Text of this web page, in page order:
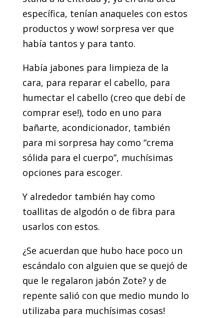
específica, tenían anaqueles con estos
productos y wow! sorpresa ver que
había tantos y para tanto.
Había jabones para limpieza de la
cara, para reparar el cabello, para
humectar el cabello (creo que debí de
comprar ese!), todo en uno para
bañarte, acondicionador, también
para mi sorpresa hay como “crema
sólida para el cuerpo”, muchísimas
opciones para escoger.
Y alrededor también hay como
toallitas de algodón o de fibra para
usarlos con estos.
¿Se acuerdan que hubo hace poco un
escándalo con alguien que se quejó de
que le regalaron jabón Zote? y de
repente salió con que medio mundo lo
utilizaba para muchísimas cosas!